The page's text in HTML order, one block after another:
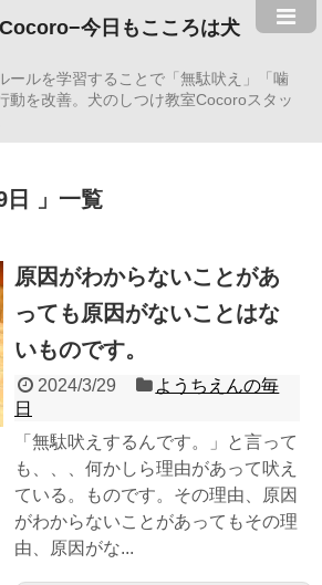
今日もこころは犬
ールを学習することで「無駄吠え」「噛
動を改善。犬のしつけ教室Cocoroスタッ
一覧
原因がわからないことがあ
っても原因がないことはな
いものです。
2024/3/29
ようちえんの毎
日
「無駄吠えするんです。」と言って
も、、、何かしら理由があって吠え
ている。ものです。その理由、原因
がわからないことがあってもその理
由、原因がな...